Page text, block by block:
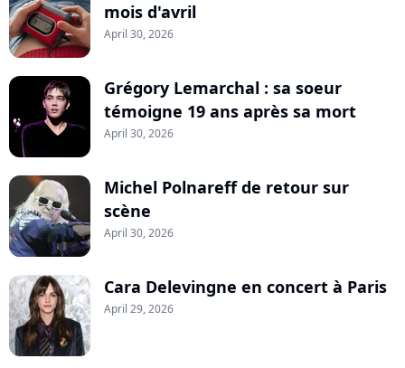
mois d'avril
April 30, 2026
Grégory Lemarchal : sa soeur
témoigne 19 ans après sa mort
April 30, 2026
Michel Polnareff de retour sur
scène
April 30, 2026
Cara Delevingne en concert à Paris
April 29, 2026